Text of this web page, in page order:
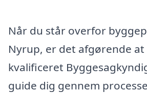
Når du står overfor
Nyrup, er det afgørende
kvalificeret
guide dig gennem